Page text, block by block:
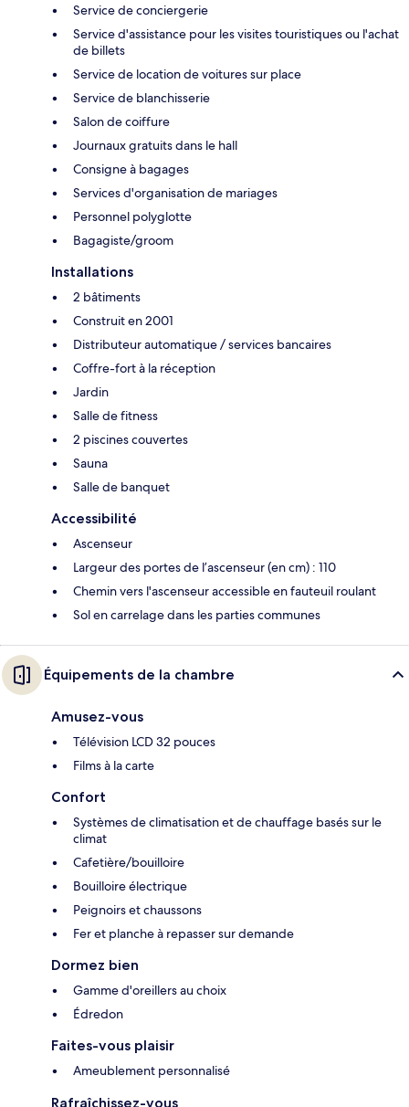
Service de conciergerie
Service d'assistance pour les visites touristiques ou l'achat
de billets
Service de location de voitures sur place
Service de blanchisserie
Salon de coiffure
Journaux gratuits dans le hall
Consigne à bagages
Services d'organisation de mariages
Personnel polyglotte
Bagagiste/groom
Installations
2 bâtiments
Construit en 2001
Distributeur automatique / services bancaires
Coffre-fort à la réception
Jardin
Salle de fitness
2 piscines couvertes
Sauna
Salle de banquet
Accessibilité
Ascenseur
Largeur des portes de l’ascenseur (en cm) : 110
Chemin vers l'ascenseur accessible en fauteuil roulant
Sol en carrelage dans les parties communes
Équipements de la chambre
Amusez-vous
Télévision LCD 32 pouces
Films à la carte
Confort
Systèmes de climatisation et de chauffage basés sur le
climat
Cafetière/bouilloire
Bouilloire électrique
Peignoirs et chaussons
Fer et planche à repasser sur demande
Dormez bien
Gamme d'oreillers au choix
Édredon
Faites-vous plaisir
Ameublement personnalisé
Rafraîchissez-vous